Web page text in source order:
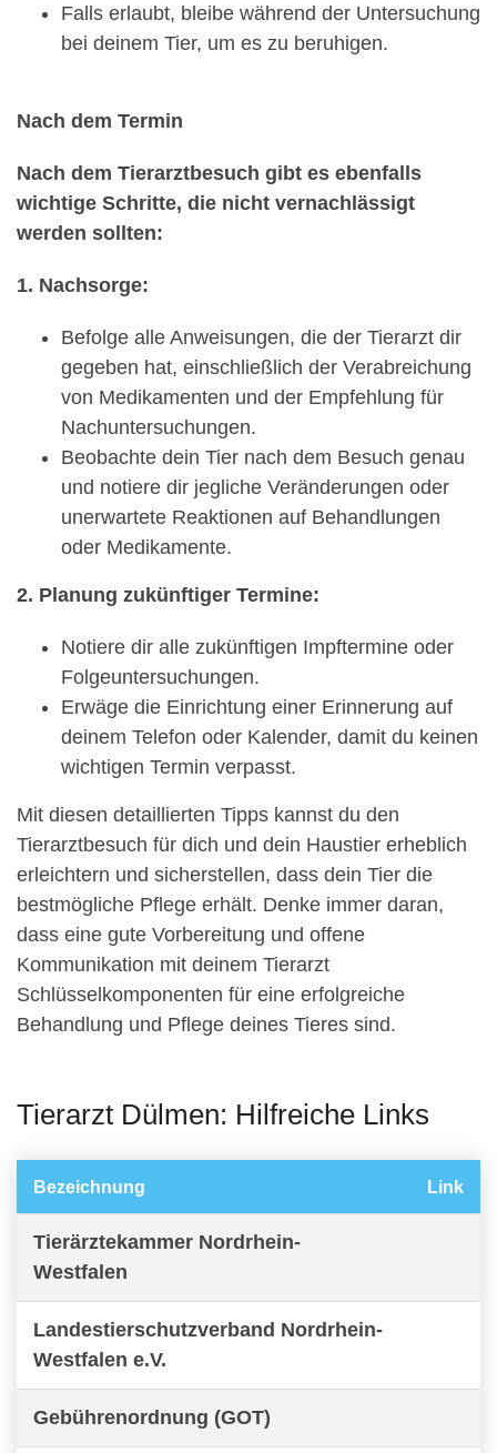
Falls erlaubt, bleibe während der Untersuchung
bei deinem Tier, um es zu beruhigen.
Nach dem Termin
Nach dem Tierarztbesuch gibt es ebenfalls
wichtige Schritte, die nicht vernachlässigt
werden sollten:
1. Nachsorge:
Befolge alle Anweisungen, die der Tierarzt dir
gegeben hat, einschließlich der Verabreichung
von Medikamenten und der Empfehlung für
Nachuntersuchungen.
Beobachte dein Tier nach dem Besuch genau
und notiere dir jegliche Veränderungen oder
unerwartete Reaktionen auf Behandlungen
oder Medikamente.
2. Planung zukünftiger Termine:
Notiere dir alle zukünftigen Impftermine oder
Folgeuntersuchungen.
Erwäge die Einrichtung einer Erinnerung auf
deinem Telefon oder Kalender, damit du keinen
wichtigen Termin verpasst.
Mit diesen detaillierten Tipps kannst du den
Tierarztbesuch für dich und dein Haustier erheblich
erleichtern und sicherstellen, dass dein Tier die
bestmögliche Pflege erhält. Denke immer daran,
dass eine gute Vorbereitung und offene
Kommunikation mit deinem Tierarzt
Schlüsselkomponenten für eine erfolgreiche
Behandlung und Pflege deines Tieres sind.
Tierarzt Dülmen: Hilfreiche Links
Bezeichnung Link
Tierärztekammer Nordrhein-
Westfalen
Landestierschutzverband Nordrhein-
Westfalen e.V.
Gebührenordnung (GOT)